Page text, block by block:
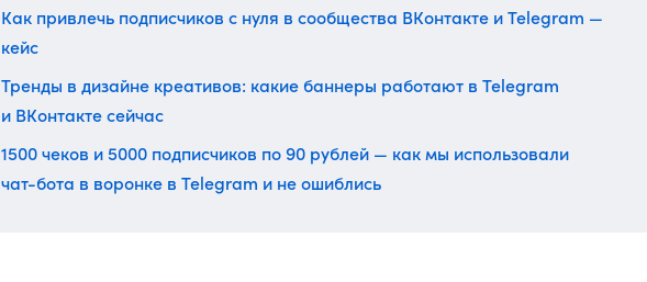
Как привлечь подписчиков с нуля в сообщества ВКонтакте и Telegram —
кейс
Тренды в дизайне креативов: какие баннеры работают в Telegram
и ВКонтакте сейчас
1500 чеков и 5000 подписчиков по 90 рублей — как мы использовали
чат-бота в воронке в Telegram и не ошиблись